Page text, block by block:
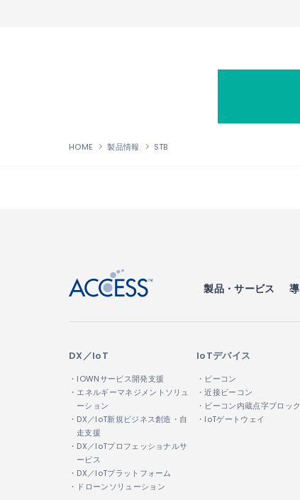
HOME 製品情報 STB
製品・サービス
DX／IoT
・IOWNサービス開発支援
・エネルギーマネジメントソリュ
ーション
・DX／IoT新規ビジネス創造・自
走支援
・DX／IoTプロフェッショナルサ
ービス
・DX／IoTプラットフォーム
・ドローンソリューション
IoTデバイス
・ビーコン
・近接ビーコン
・ビーコン内蔵点字ブロック
・IoTゲートウェイ